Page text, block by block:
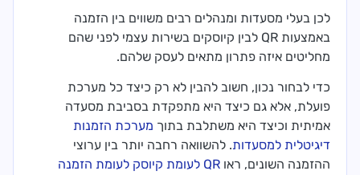
לכן בעלי מסעדות ומנהלים רבים משווים בין הזמנה
באמצעות QR לבין קיוסקים בשירות עצמי לפני שהם
מחליטים איזה פתרון מתאים לעסק שלהם.
כדי לבחור נכון, חשוב להבין לא רק כיצד כל מערכת
פועלת, אלא גם כיצד היא מתפקדת בסביבת מסעדה
אמיתית וכיצד היא משתלבת בתוך מערכת הזמנות
דיגיטלית למסעדות. להשוואה רחבה יותר בין ערוצי
ההזמנה השונים, ראו
QR לעומת קיוסק לעומת הזמנה